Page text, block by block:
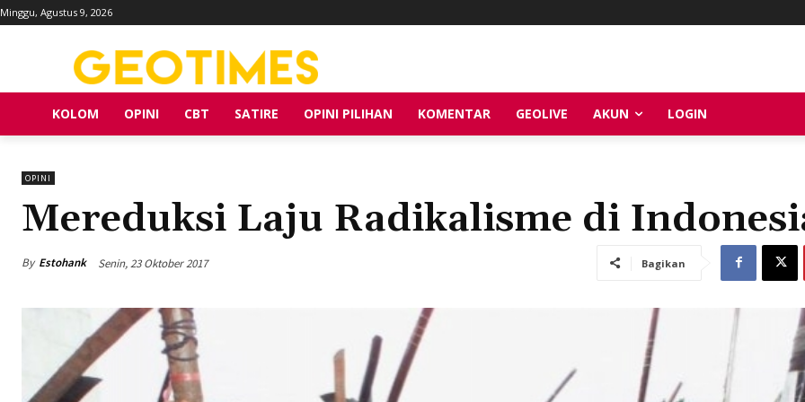
Minggu, Agustus 9, 2026
KOLOM OPINI CBT SATIRE OPINI PILIHAN KOMENTAR GEOLIVE AKUN LOGIN
OPINI
Mereduksi Laju Radikalisme di
By Estohank Senin, 23 Oktober 2017 Bagikan